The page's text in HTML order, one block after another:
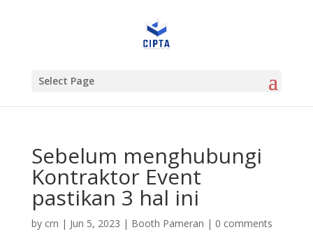
Select Page
Sebelum menghubungi
Kontraktor Event
pastikan 3 hal ini
by crn | Jun 5, 2023 | Booth Pameran | 0 comments